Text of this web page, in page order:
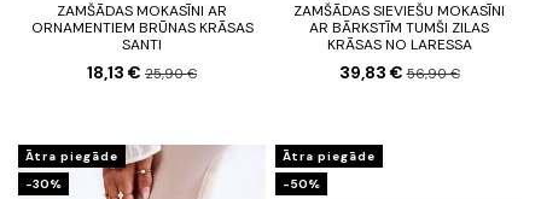
ZAMŠĀDAS MOKASĪNI AR
ORNAMENTIEM BRŪNAS KRĀSAS
SANTI
18,13 € 25,90 €
ZAMŠĀDAS SIEVIEŠU MOKASĪNI
AR BĀRKSTĪM TUMŠI ZILAS
KRĀSAS NO LARESSA
39,83 €56,90 €
Ātra piegāde
-30%
Ātra piegāde
-50%